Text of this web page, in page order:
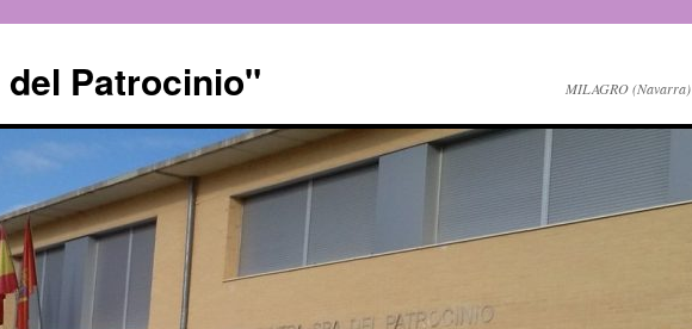
del Patrocinio" MILAGRO (Navarra)